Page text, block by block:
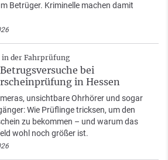
Betrüger. Kriminelle machen damit
in der Fahrprüfung
bei
in Hessen
unsichtbare Ohrhörer und sogar
Wie Prüflinge tricksen, um den
zu bekommen – und warum das
wohl noch größer ist.